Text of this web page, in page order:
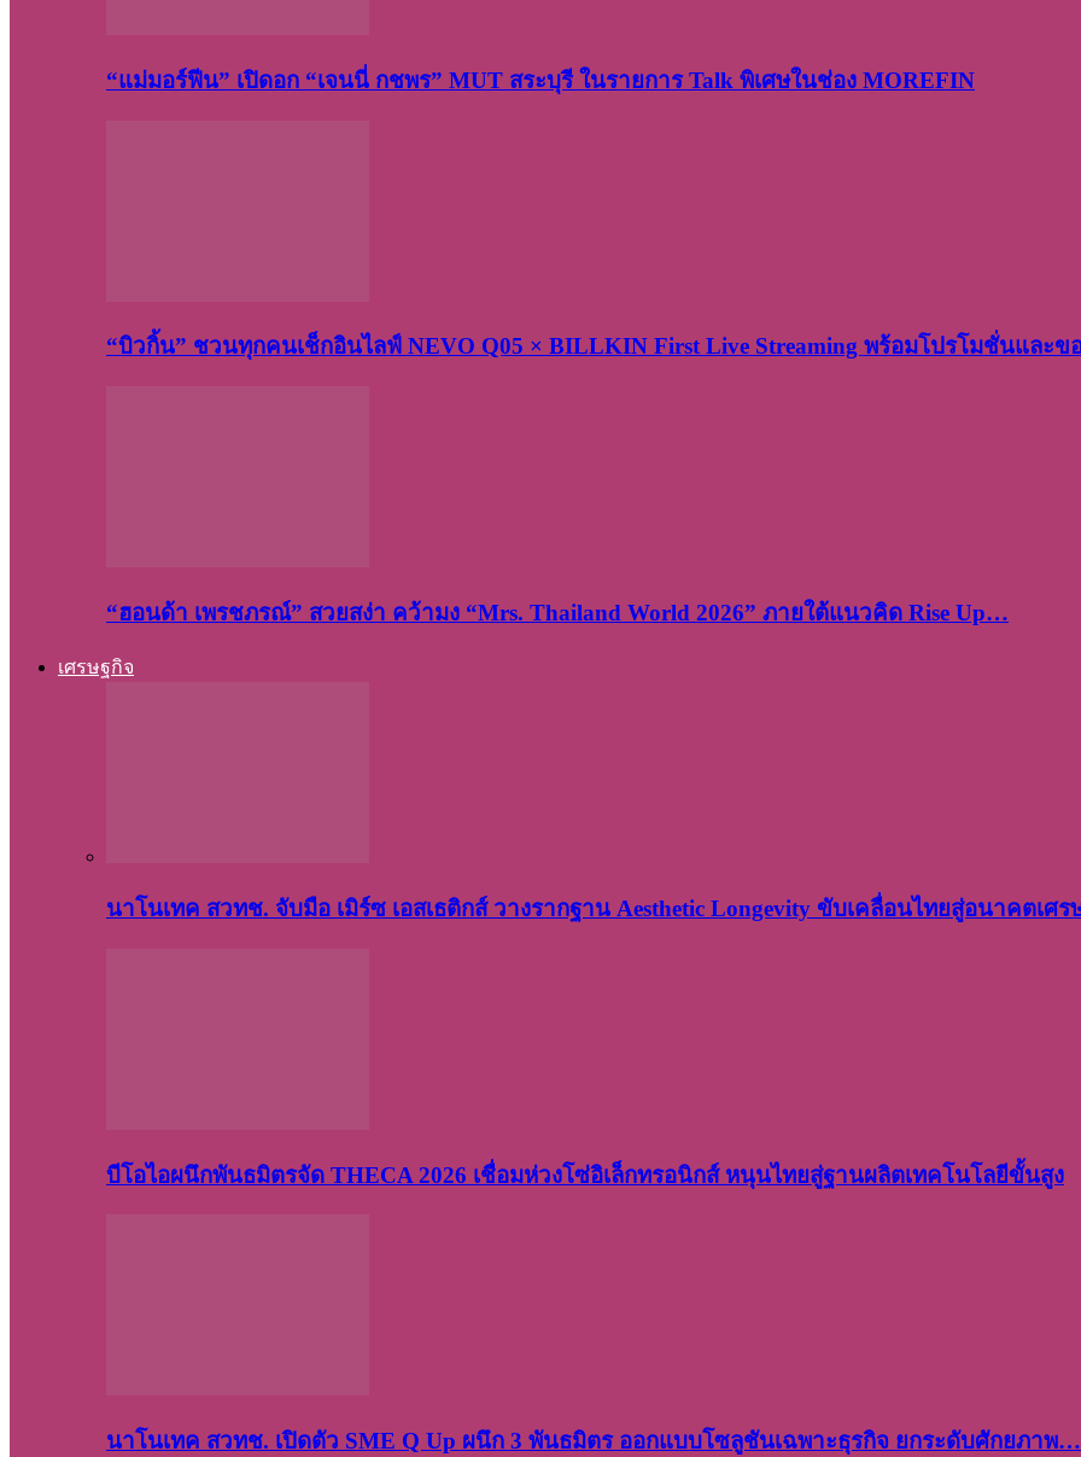
“แม่มอร์ฟีน” เปิดอก “เจนนี่ กชพร” MUT สระบุรี ในรายการ Talk พิเศษในช่อง MOREFIN
“บิวกิ้น” ชวนทุกคนเช็กอินไลฟ์ NEVO Q05 × BILLKIN First Live Streaming พร้อมโปรโมชั่นและข
“ฮอนด้า เพรชภรณ์” สวยสง่า คว้ามง “Mrs. Thailand World 2026” ภายใต้แนวคิด Rise Up…
เศรษฐกิจ
นาโนเทค สวทช. จับมือ เมิร์ซ เอสเธติกส์ วางรากฐาน Aesthetic Longevity ขับเคลื่อนไทยสู่อนาคตเ
บีโอไอผนึกพันธมิตรจัด THECA 2026 เชื่อมห่วงโซ่อิเล็กทรอนิกส์ หนุนไทยสู่ฐานผลิตเทคโนโลยีขั้นสูง
นาโนเทค สวทช. เปิดตัว SME Q Up ผนึก 3 พันธมิตร ออกแบบโซลูชันเฉพาะธุรกิจ ยกระดับศักยภาพ…